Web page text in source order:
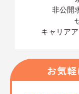
非公開
キャリア